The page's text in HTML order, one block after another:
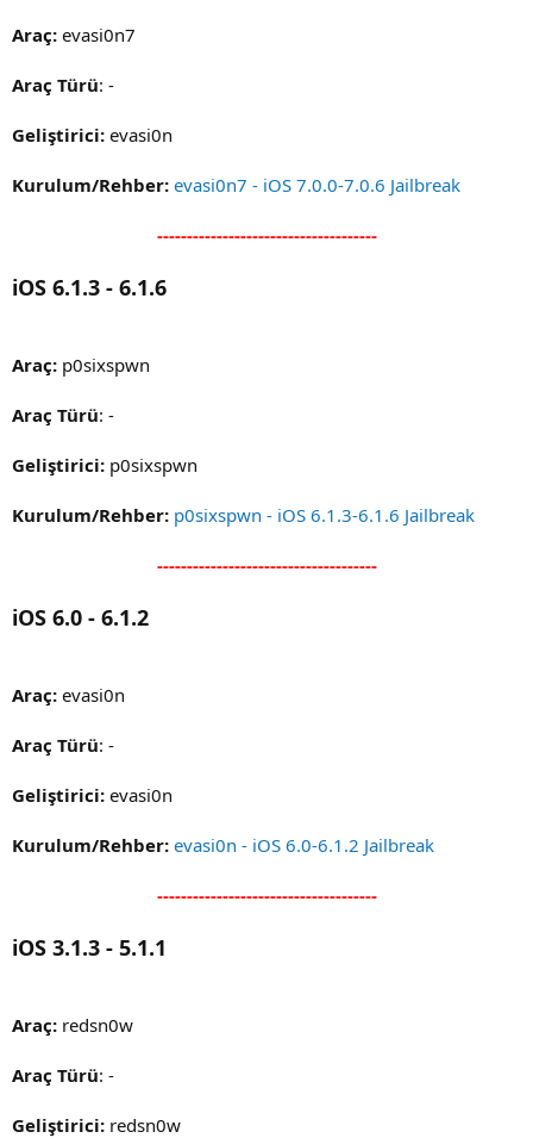
Araç: evasi0n7
Araç Türü: -
Geliştirici: evasi0n
Kurulum/Rehber: evasi0n7 - iOS 7.0.0-7.0.6 Jailbreak
-------------------------------------
iOS 6.1.3 - 6.1.6
Araç: p0sixspwn
Araç Türü: -
Geliştirici: p0sixspwn
Kurulum/Rehber: p0sixspwn - iOS 6.1.3-6.1.6 Jailbreak
-------------------------------------
iOS 6.0 - 6.1.2
Araç: evasi0n
Araç Türü: -
Geliştirici: evasi0n
Kurulum/Rehber: evasi0n - iOS 6.0-6.1.2 Jailbreak
-------------------------------------
iOS 3.1.3 - 5.1.1
Araç: redsn0w
Araç Türü: -
Geliştirici: redsn0w